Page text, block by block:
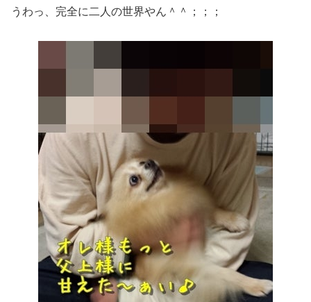
うわっ、完全に二人の世界やん＾＾；；；